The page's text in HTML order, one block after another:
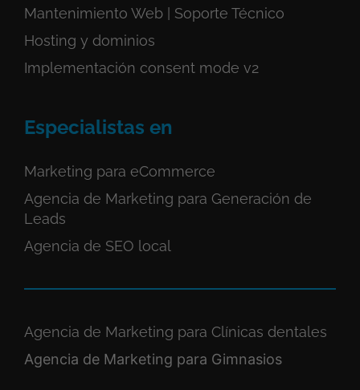
Mantenimiento Web | Soporte Técnico
Hosting y dominios
Implementación consent mode v2
Especialistas en
Marketing para eCommerce
Agencia de Marketing para Generación de
Leads
Agencia de SEO local
Agencia de Marketing para Clínicas dentales
Agencia de Marketing para Gimnasios